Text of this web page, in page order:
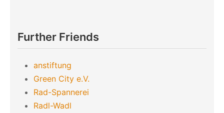
Further Friends
anstiftung
Green City e.V.
Rad-Spannerei
Radl-Wadl